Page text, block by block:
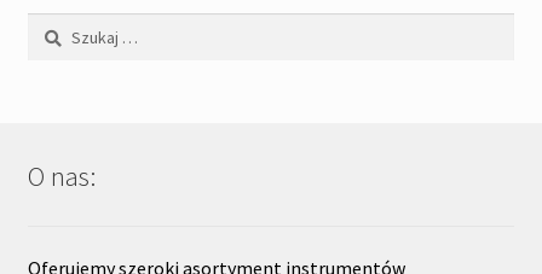
Szukaj:
O nas:
Oferujemy szeroki asortyment instrumentów